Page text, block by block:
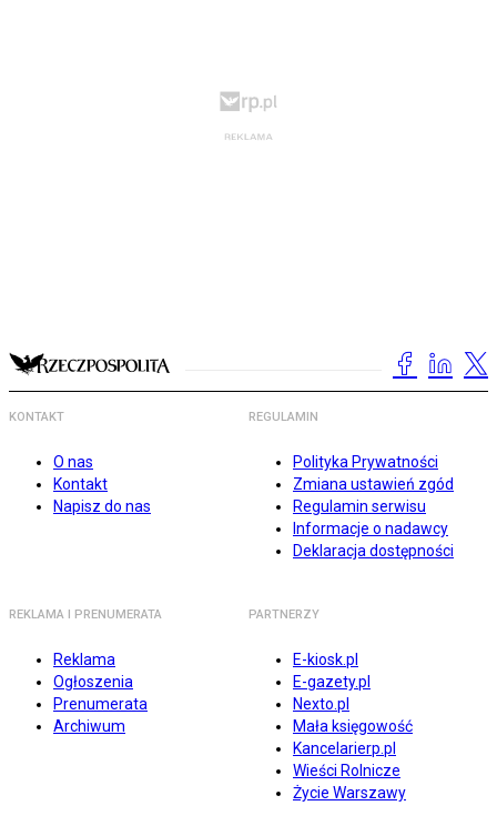
KONTAKT
O nas
Kontakt
Napisz do nas
REGULAMIN
Polityka Prywatności
Zmiana ustawień zgód
Regulamin serwisu
Informacje o nadawcy
Deklaracja dostępności
REKLAMA I PRENUMERATA
Reklama
Ogłoszenia
Prenumerata
Archiwum
PARTNERZY
E-kiosk.pl
E-gazety.pl
Nexto.pl
Mała księgowość
Kancelarierp.pl
Wieści Rolnicze
Życie Warszawy